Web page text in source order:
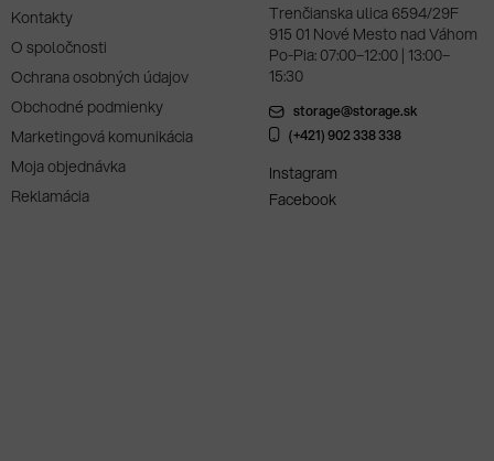
Kontakty
O spoločnosti
Ochrana osobných údajov
Obchodné podmienky
Marketingová komunikácia
Moja objednávka
Reklamácia
Trenčianska ulica 6594/29F
915 01 Nové Mesto nad Váhom
Po-Pia: 07:00–12:00 | 13:00–
15:30
storage@storage.sk
(+421) 902 338 338
Instagram
Facebook